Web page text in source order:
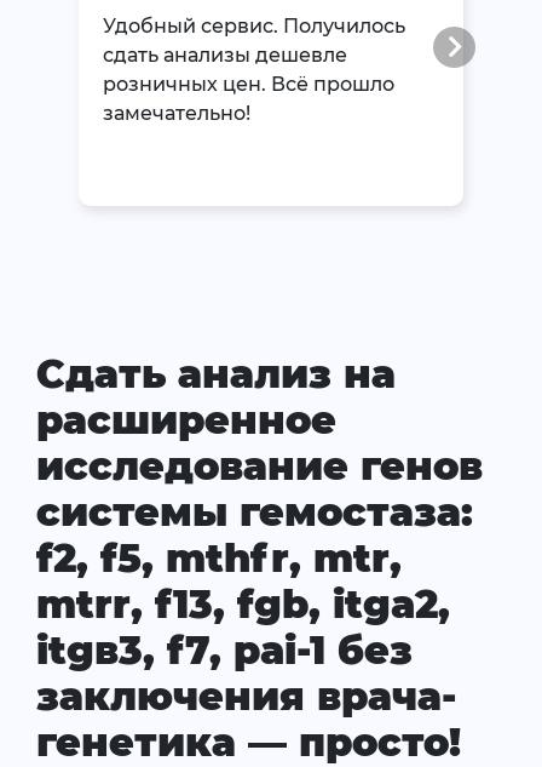
Удобный сервис. Получилось
сдать анализы дешевле
розничных цен. Всё прошло
замечательно!
Сдать анализ на
расширенное
исследование генов
системы гемостаза:
f2, f5, mthfr, mtr,
mtrr, f13, fgb, itga2,
itgв3, f7, pai-1 без
заключения врача-
генетика — просто!